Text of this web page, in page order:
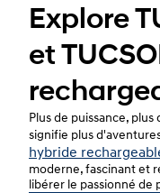
Explore
et
Plus de puissance,
signifie plus
hybride
moderne, fascinant et
libérer le passionné de